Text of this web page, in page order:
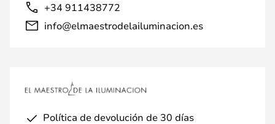
+34 911438772
info@elmaestrodelailuminacion.es
Política de devolución de 30 días